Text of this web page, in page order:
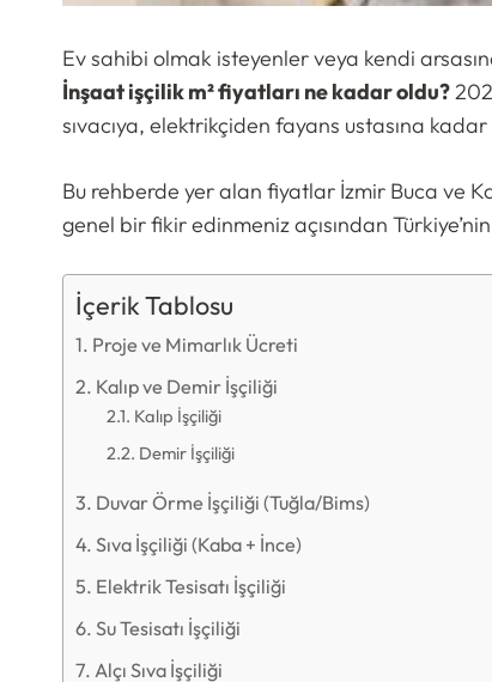
Ev sahibi olmak isteyenler veya kendi
İnşaat işçilik m² fiyatları ne kadar oldu?
sıvacıya, elektrikçiden fayans ustasına
Bu rehberde yer alan fiyatlar İzmir Buca ve
genel bir fikir edinmeniz açısından
İçerik Tablosu
Proje ve Mimarlık Ücreti
Kalıp ve Demir İşçiliği
Kalıp İşçiliği
Demir İşçiliği
Duvar Örme İşçiliği (Tuğla/Bims)
Sıva İşçiliği (Kaba + İnce)
Elektrik Tesisatı İşçiliği
Su Tesisatı İşçiliği
Alçı Sıva İşçiliği